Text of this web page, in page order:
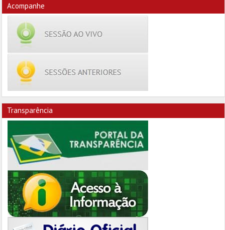
Acompanhe
Transparência